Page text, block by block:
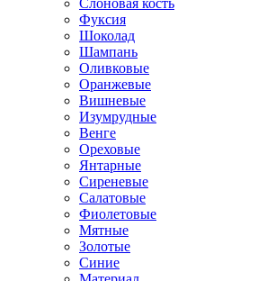
Фуксия
Шоколад
Шампань
Оливковые
Оранжевые
Вишневые
Изумрудные
Венге
Ореховые
Янтарные
Сиреневые
Салатовые
Фиолетовые
Мятные
Золотые
Синие